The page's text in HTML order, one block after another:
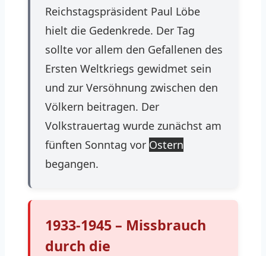
Reichstagspräsident Paul Löbe
hielt die Gedenkrede. Der Tag
sollte vor allem den Gefallenen des
Ersten Weltkriegs gewidmet sein
und zur Versöhnung zwischen den
Völkern beitragen. Der
Volkstrauertag wurde zunächst am
fünften Sonntag vor Ostern
begangen.
1933-1945 – Missbrauch
durch die